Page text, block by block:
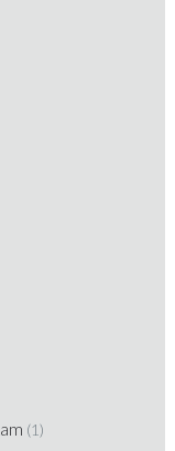
(1)